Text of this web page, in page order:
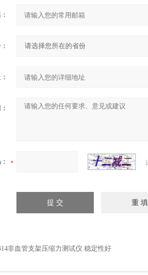
非血管支架压缩力测试仪 稳定性好